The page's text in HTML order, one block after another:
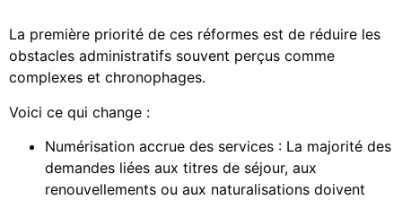
La première priorité de ces réformes est de réduire les
obstacles administratifs souvent perçus comme
complexes et chronophages.
Voici ce qui change :
Numérisation accrue des services : La majorité des
demandes liées aux titres de séjour, aux
renouvellements ou aux naturalisations doivent